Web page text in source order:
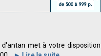
met à votre disposition